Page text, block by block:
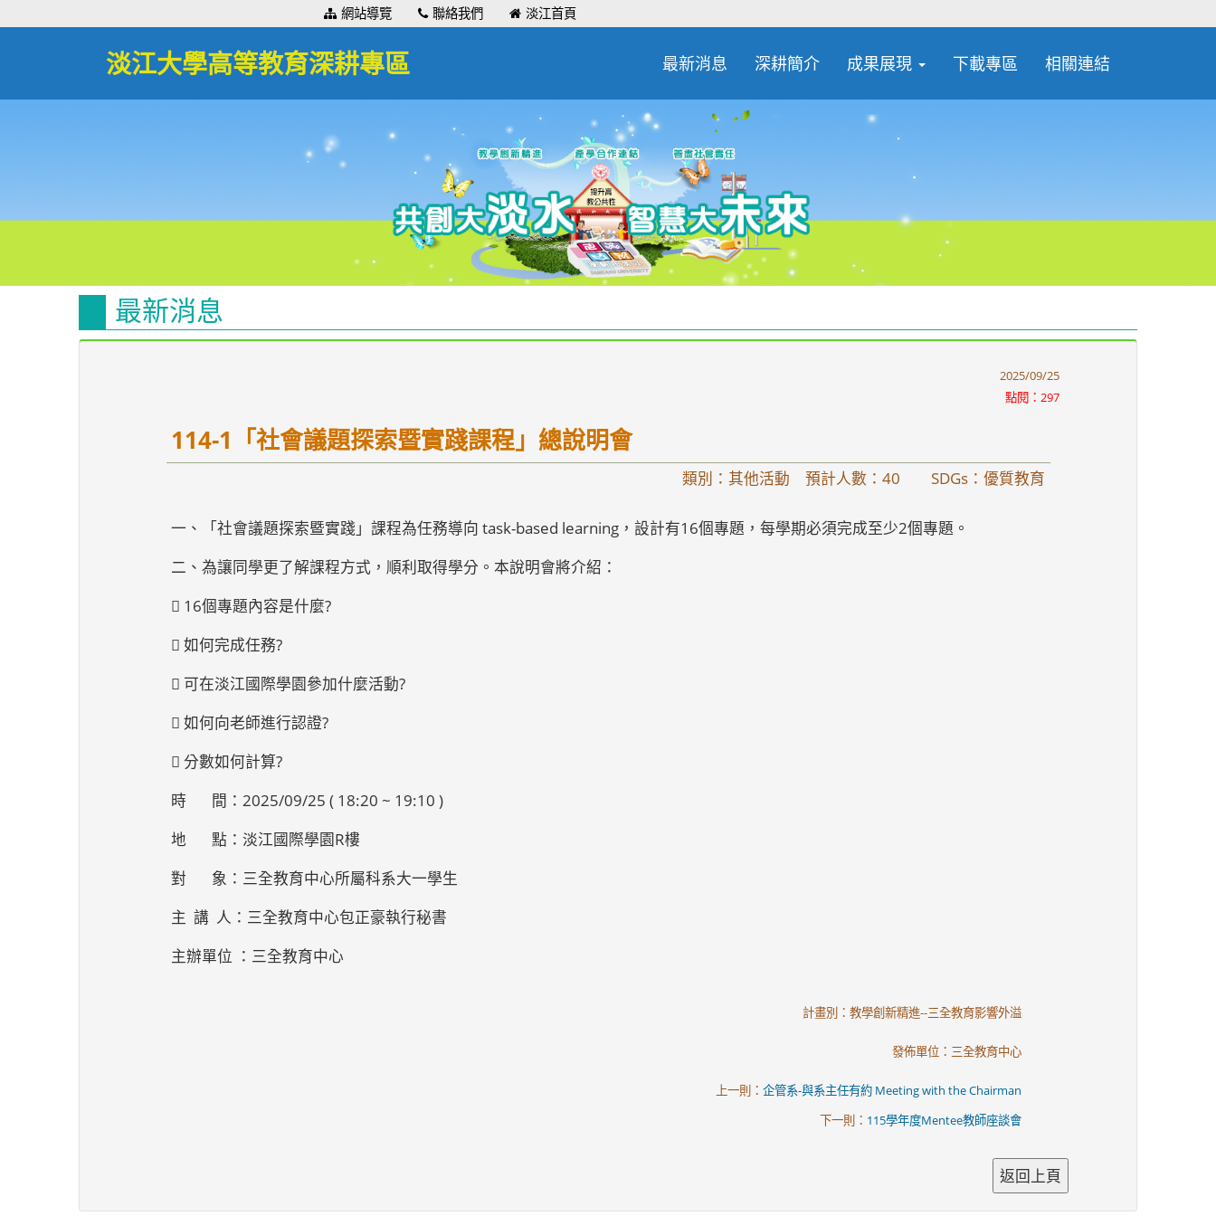
網站導覽 聯絡我們 淡江首頁
淡江大學高等教育深耕專區 最新消息 深耕簡介 成果展現 下載專區 相關連結
最新消息
2025/09/25
點閱：297
114-1「社會議題探索暨實踐課程」總說明會
類別：其他活動 預計人數：40 SDGs：優質教育
一、「社會議題探索暨實踐」課程為任務導向 task-based learning，設計有16個專題，每學期必須完成至少2個專題。
二、為讓同學更了解課程方式，順利取得學分。本說明會將介紹：
 16個專題內容是什麼?
 如何完成任務?
 可在淡江國際學園參加什麼活動?
 如何向老師進行認證?
 分數如何計算?
時 間：2025/09/25 ( 18:20 ~ 19:10 )
地 點：淡江國際學園R樓
對 象：三全教育中心所屬科系大一學生
主 講 人：三全教育中心包正豪執行秘書
主辦單位 ：三全教育中心
計畫別：教學創新精進--三全教育影響外溢
發佈單位：三全教育中心
上一則： 企管系-與系主任有約 Meeting with the Chairman
下一則： 115學年度Mentee教師座談會